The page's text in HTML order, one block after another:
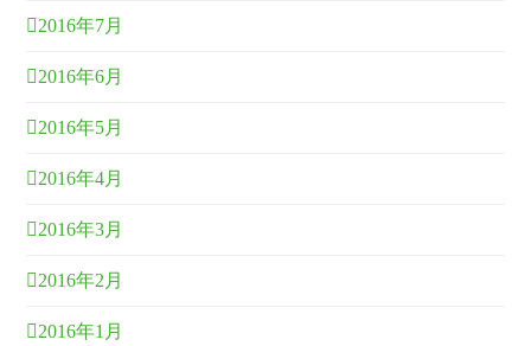
2016年7月
2016年6月
2016年5月
2016年4月
2016年3月
2016年2月
2016年1月